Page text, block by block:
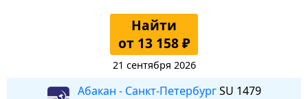
Найти
от 13 158 ₽
21 сентября 2026
Абакан - Санкт-ПетербургSU 1479